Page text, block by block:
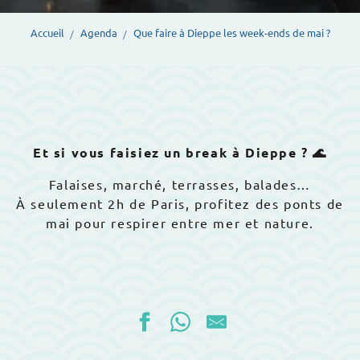
Accueil Agenda Que faire à Dieppe les week-ends de mai ?
Et si vous faisiez un break à Dieppe ? 🌊
Falaises, marché, terrasses, balades…
À seulement 2h de Paris, profitez des ponts de
mai pour respirer entre mer et nature.